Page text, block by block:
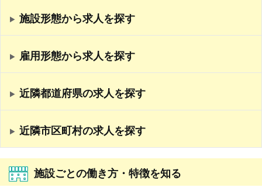
施設形態から求人を探す
雇用形態から求人を探す
近隣都道府県の求人を探す
近隣市区町村の求人を探す
施設ごとの働き方・特徴を知る